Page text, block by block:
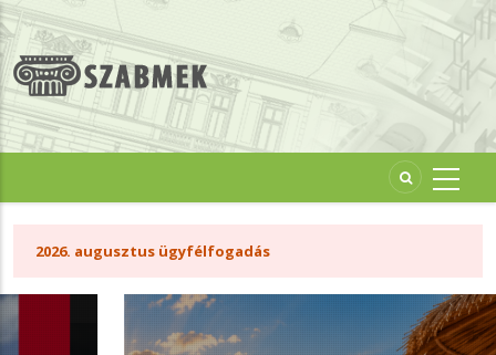
Ugrás
a
tartalomra
2026. augusztus ügyfélfogadás